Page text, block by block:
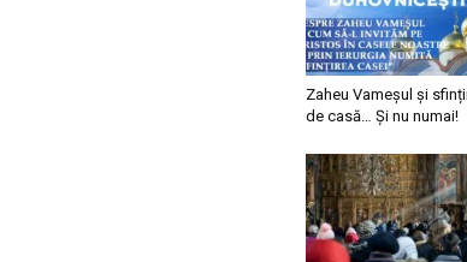
Zaheu Vameșul și
de casă… Și nu numai!